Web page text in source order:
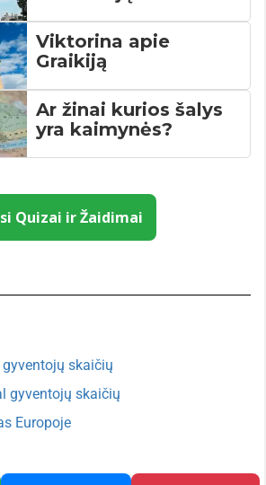
Viktorina apie
Graikiją
Ar žinai kurios šalys
yra kaimynės?
Quizai ir Žaidimai
skaičių
gyventojų skaičių
Europoje